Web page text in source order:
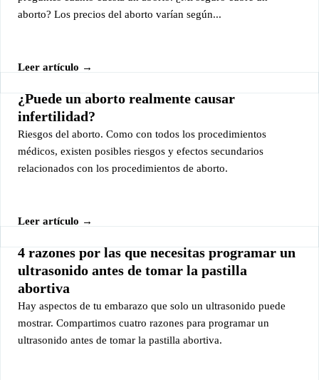
aborto? Los precios del aborto varían según...
Leer artículo →
¿Puede un aborto realmente causar
infertilidad?
Riesgos del aborto. Como con todos los procedimientos
médicos, existen posibles riesgos y efectos secundarios
relacionados con los procedimientos de aborto.
Leer artículo →
4 razones por las que necesitas programar un
ultrasonido antes de tomar la pastilla
abortiva
Hay aspectos de tu embarazo que solo un ultrasonido puede
mostrar. Compartimos cuatro razones para programar un
ultrasonido antes de tomar la pastilla abortiva.